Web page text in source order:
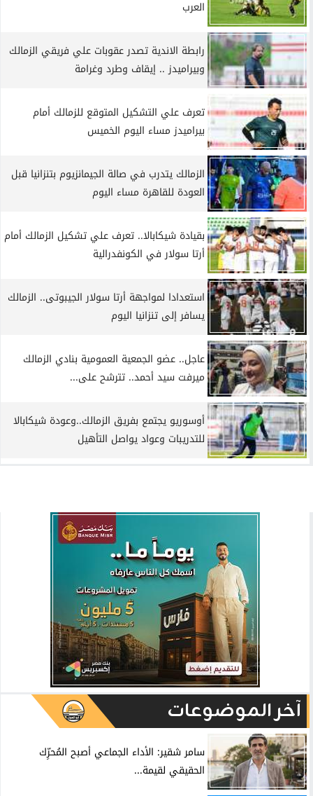
العرب
رابطة الاندية تصدر عقوبات علي فريقي الزمالك
وبيراميدز .. إيقاف وطرد وغرامة
تعرف علي التشكيل المتوقع للزمالك أمام
بيراميدز مساء اليوم الخميس
الزمالك يتدرب في صالة الجيمانزيوم بتنزانيا قبل
العودة للقاهرة مساء اليوم
بقيادة شيكابالا.. تعرف علي تشكيل الزمالك أمام
أرتا سولار في الكونفدرالية
استعدادا لمواجهة أرتا سولار الجيبوتى.. الزمالك
يسافر إلى تنزانيا اليوم
عاجل.. عضو الجمعية العمومية بنادي الزمالك
ميرفت سيد أحمد.. تترشح على...
أوسوريو يجتمع بفريق الزمالك..وعودة شيكابالا
للتدريبات وعواد يواصل التأهيل
آخر الموضوعات
سامر شقير: الأداء الجماعي أصبح المُحرِّك
الحقيقي لقيمة...